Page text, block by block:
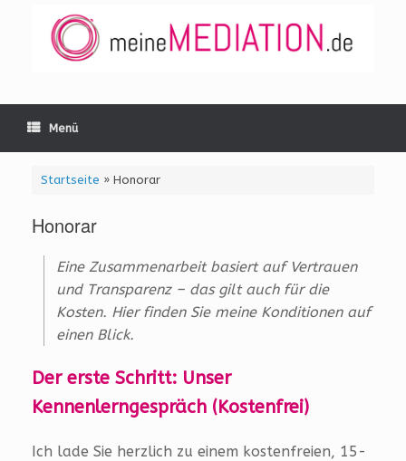
Menü
Startseite » Honorar
Honorar
Eine Zusammenarbeit basiert auf Vertrauen
und Transparenz – das gilt auch für die
Kosten. Hier finden Sie meine Konditionen auf
einen Blick.
Der erste Schritt: Unser
Kennenlerngespräch (Kostenfrei)
Ich lade Sie herzlich zu einem kostenfreien, 15-